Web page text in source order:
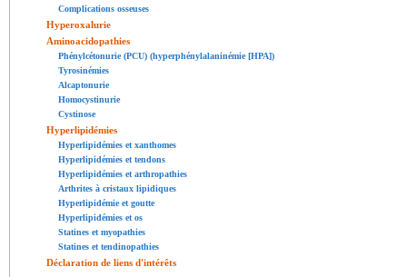
Complications osseuses
Hyperoxalurie
Aminoacidopathies
Phénylcétonurie (PCU) (hyperphénylalaninémie [HPA])
Tyrosinémies
Alcaptonurie
Homocystinurie
Cystinose
Hyperlipidémies
Hyperlipidémies et xanthomes
Hyperlipidémies et tendons
Hyperlipidémies et arthropathies
Arthrites à cristaux lipidiques
Hyperlipidémie et goutte
Hyperlipidémies et os
Statines et myopathies
Statines et tendinopathies
Déclaration de liens d'intérêts